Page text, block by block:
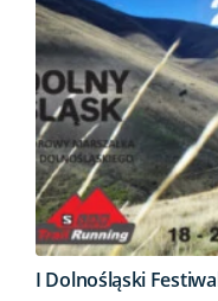
I Dolnośląski